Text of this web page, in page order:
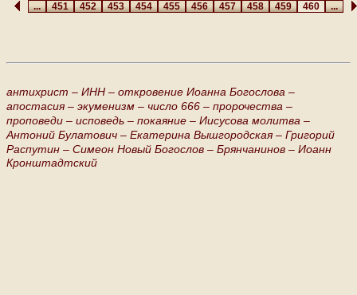
...451452453454455456457458459 460 ...
антихрист – ИНН – откровение Иоанна Богослова –
апостасия – экуменизм – число 666 – пророчества –
проповеди – исповедь – покаяние – Иисусова молитва –
Антоний Булатович – Екатерина Вышгородская – Григорий
Распутин – Симеон Новый Богослов – Брянчанинов – Иоанн
Кронштадтский